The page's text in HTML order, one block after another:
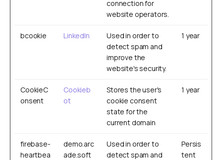
connection for
website operators.
bcookie LinkedIn
Used in order to
detect spam and
improve the
website's security.
1 year
CookieC
onsent
Cookieb
ot
Stores the user's
cookie consent
state for the
current domain
1 year
firebase-
heartbea
demo.arc
ade.soft
Used in order to
detect spam and
Persis
tent